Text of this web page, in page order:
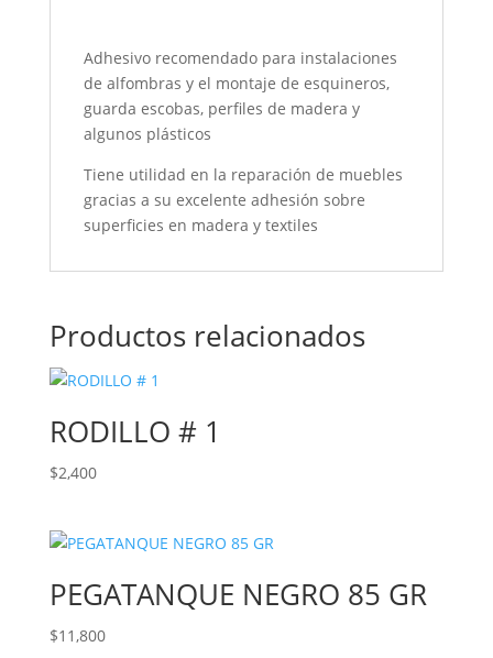
Adhesivo recomendado para instalaciones
de alfombras y el montaje de esquineros,
guarda escobas, perfiles de madera y
algunos plásticos
Tiene utilidad en la reparación de muebles
gracias a su excelente adhesión sobre
superficies en madera y textiles
Productos relacionados
RODILLO # 1
$2,400
PEGATANQUE NEGRO 85 GR
$11,800